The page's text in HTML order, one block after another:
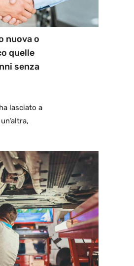
nuova o
quelle
senza
lasciato a